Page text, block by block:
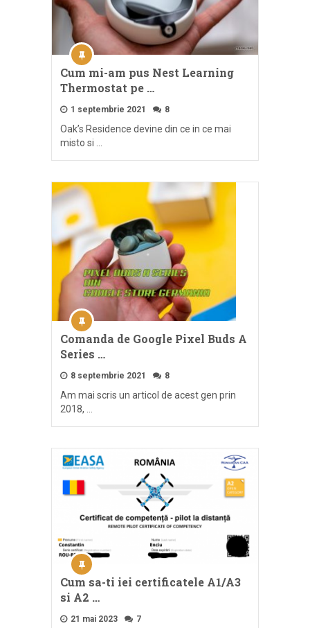
Cum mi-am pus Nest Learning
Thermostat pe …
1 septembrie 2021 8
Oak’s Residence devine din ce in ce mai
misto si …
Comanda de Google Pixel Buds A
Series …
8 septembrie 2021 8
Am mai scris un articol de acest gen prin
2018, …
Cum sa-ti iei certificatele A1/A3
si A2 …
21 mai 2023 7